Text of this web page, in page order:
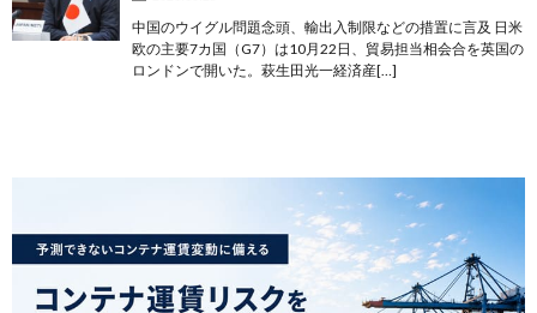
中国のウイグル問題念頭、輸出入制限などの措置に言及 日米
欧の主要7カ国（G7）は10月22日、貿易担当相会合を英国の
ロンドンで開いた。萩生田光一経済産[…]